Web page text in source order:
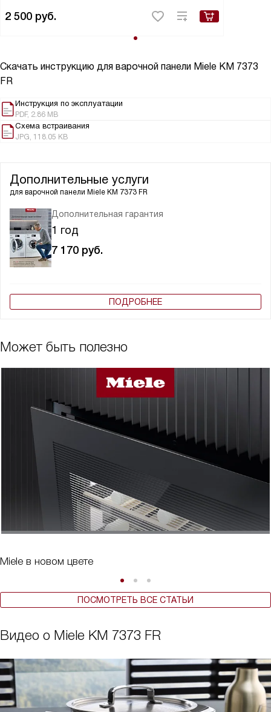
2 500 руб.
Скачать инструкцию для варочной панели Miele KM 7373
FR
Инструкция по эксплуатации
PDF, 2.86 MB
Схема встраивания
JPG, 118.05 KB
Дополнительные услуги
для варочной панели Miele KM 7373 FR
Дополнительная гарантия
1 год
7 170 руб.
ПОДРОБНЕЕ
Может быть полезно
Miele в новом цвете
ПОСМОТРЕТЬ ВСЕ СТАТЬИ
Видео о Miele KM 7373 FR